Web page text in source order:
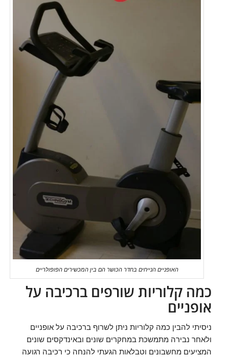
האופניים הנייחים בחדר הכושר הם בין המכשירים הפופולריים
כמה קלוריות שורפים ברכיבה על
אופניים
ניסיתי להבין כמה קלוריות ניתן לשרוף ברכיבה על אופניים
ולאחר נבירה מתמשכת במחקרים שונים ובאינדקסים שונים
המציעים מחשבונים וטבלאות הגעתי להנחה כי רכיבה רגועה